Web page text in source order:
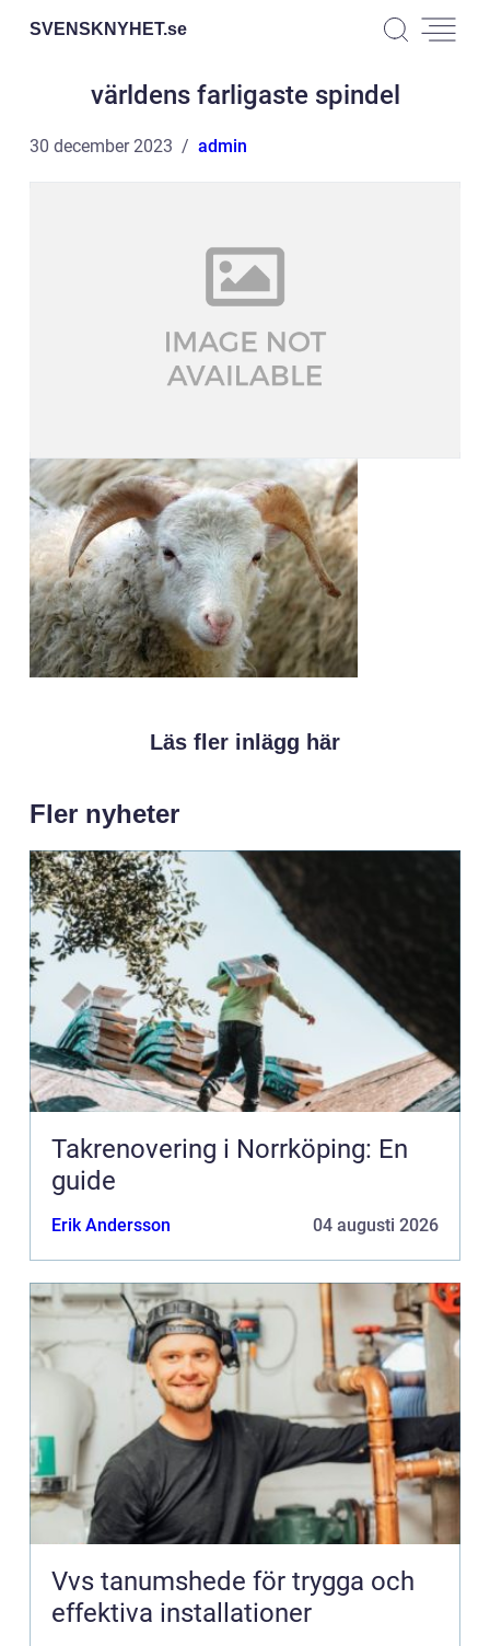
SVENSKNYHET.se
världens farligaste spindel
30 december 2023 admin
Läs fler inlägg här
Fler nyheter
Takrenovering i Norrköping: En
guide
Erik Andersson 04 augusti 2026
Vvs tanumshede för trygga och
effektiva installationer